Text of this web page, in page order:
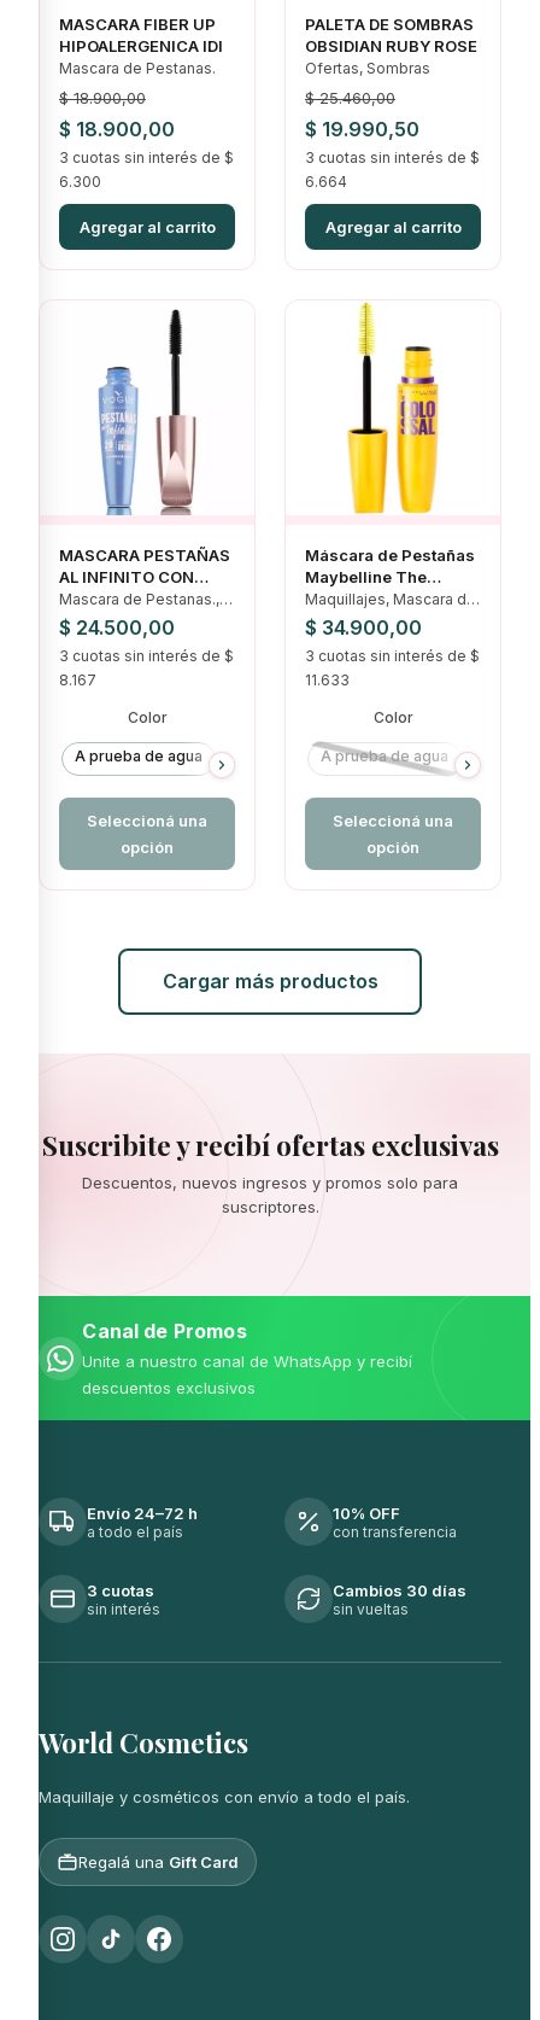
MASCARA FIBER UP
HIPOALERGENICA IDI
Mascara de Pestanas.
$18.900,00
El
precio
original
era:
$ 18.900,00
precio
es:
$ 18.900,00.
3 cuotas sin interés de $
6.300
Agregar al carrito
PALETA DE SOMBRAS
OBSIDIAN RUBY ROSE
Ofertas, Sombras
$25.460,00
El
precio
original
era:
$ 19.990,50
precio
es:
$ 19.990,50.
3 cuotas sin interés de $
6.664
Agregar al carrito
MASCARA PESTAÑAS
AL INFINITO CON
ACEITE DE RECINO
VOGUE
Mascara de Pestanas.,
Ojos, Rostro
$ 24.500,00
3 cuotas sin interés de $
8.167
Color
A prueba de agua
Seleccioná una
opción
Máscara de Pestañas
Maybelline The
Colossal Volum
Express Black
Maquillajes, Mascara de
Pestanas., Ojos
$ 34.900,00
3 cuotas sin interés de $
11.633
Color
A prueba de agua
Seleccioná una
opción
Cargar más productos
Suscribite y recibí ofertas exclusivas
Descuentos, nuevos ingresos y promos solo para
suscriptores.
Canal de Promos
Unite a nuestro canal de WhatsApp y recibí
descuentos exclusivos
Envío 24–72 h
a todo el país
10% OFF
con transferencia
3 cuotas
sin interés
Cambios 30 días
sin vueltas
World Cosmetics
Maquillaje y cosméticos con envío a todo el país.
Regalá una Gift Card